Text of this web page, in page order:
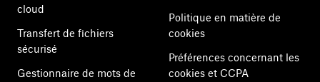
cloud
Transfert de fichiers
sécurisé
Gestionnaire de mots de
Politique en matière de
cookies
Préférences concernant les
cookies et CCPA